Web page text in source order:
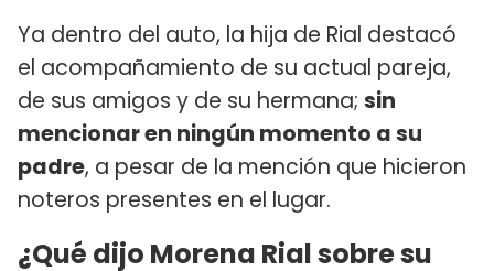
Ya dentro del auto, la hija de Rial destacó
el acompañamiento de su actual pareja,
de sus amigos y de su hermana; sin
mencionar en ningún momento a su
padre, a pesar de la mención que hicieron
noteros presentes en el lugar.
¿Qué dijo Morena Rial sobre su